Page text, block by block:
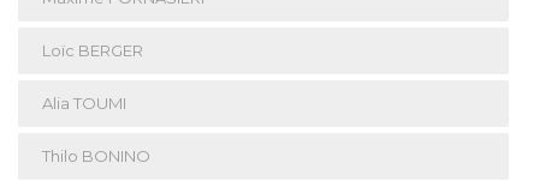
Loïc BERGER
Alia TOUMI
Thilo BONINO